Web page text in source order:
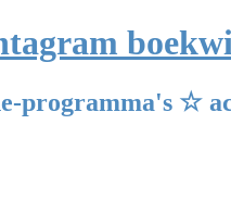
programma's ☆